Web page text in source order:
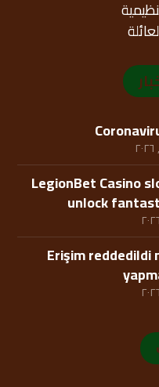
LegionBet Casino
unlock
Erişim reddedildi